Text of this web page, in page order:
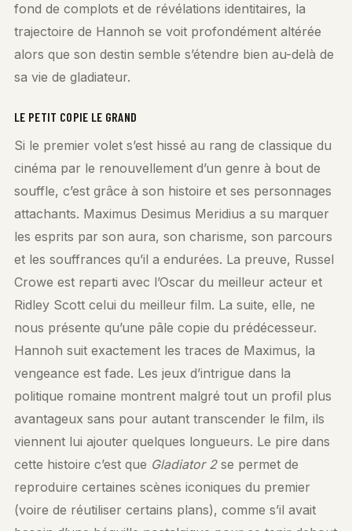
fond de complots et de révélations identitaires, la
trajectoire de Hannoh se voit profondément altérée
alors que son destin semble s’étendre bien au-delà de
sa vie de gladiateur.
LE PETIT COPIE LE GRAND
Si le premier volet s’est hissé au rang de classique du
cinéma par le renouvellement d’un genre à bout de
souffle, c’est grâce à son histoire et ses personnages
attachants. Maximus Desimus Meridius a su marquer
les esprits par son aura, son charisme, son parcours
et les souffrances qu’il a endurées. La preuve, Russel
Crowe est reparti avec l’Oscar du meilleur acteur et
Ridley Scott celui du meilleur film. La suite, elle, ne
nous présente qu’une pâle copie du prédécesseur.
Hannoh suit exactement les traces de Maximus, la
vengeance est fade. Les jeux d’intrigue dans la
politique romaine montrent malgré tout un profil plus
avantageux sans pour autant transcender le film, ils
viennent lui ajouter quelques longueurs. Le pire dans
cette histoire c’est que Gladiator 2 se permet de
reproduire certaines scènes iconiques du premier
(voire de réutiliser certains plans), comme s’il avait